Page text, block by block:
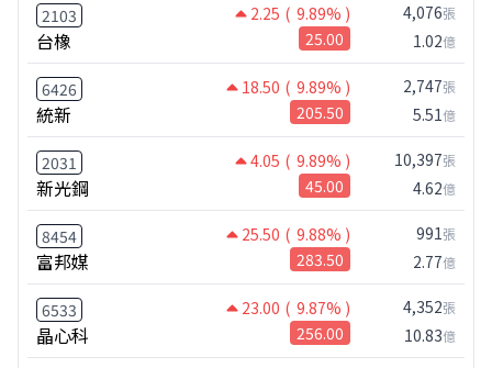
2103 2.25 ( 9.89% )
台橡 25.00
4,076張
1.02億
6426 18.50 ( 9.89% )
統新 205.50
2,747張
5.51億
2031 4.05 ( 9.89% )
新光鋼 45.00
10,397張
4.62億
8454 25.50 ( 9.88% )
富邦媒 283.50
991張
2.77億
6533 23.00 ( 9.87% )
晶心科 256.00
4,352張
10.83億